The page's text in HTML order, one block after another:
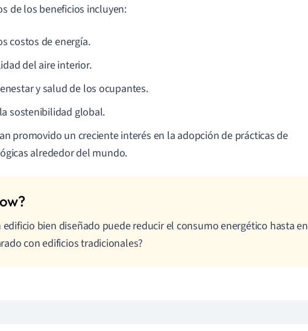
de los beneficios incluyen:
costos de energía.
del aire interior.
y salud de los ocupantes.
sostenibilidad global.
promovido un creciente interés en la adopción de prácticas de
alrededor del mundo.
edificio bien diseñado puede reducir el consumo energético hasta en
con edificios tradicionales?